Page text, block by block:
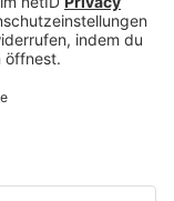
und zugleich
Kontakte